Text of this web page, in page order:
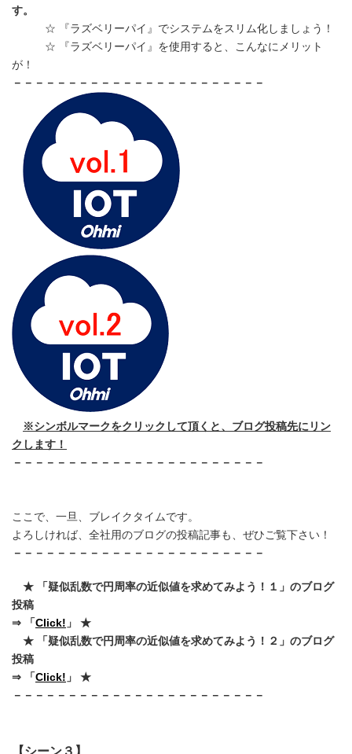
す。
☆ 『ラズベリーパイ』でシステムをスリム化しましょう！
☆ 『ラズベリーパイ』を使用すると、こんなにメリット
が！
－－－－－－－－－－－－－－－－－－－－－－－
※シンボルマークをクリックして頂くと、ブログ投稿先にリン
クします！
－－－－－－－－－－－－－－－－－－－－－－－
ここで、一旦、ブレイクタイムです。
よろしければ、全社用のブログの投稿記事も、ぜひご覧下さい！
－－－－－－－－－－－－－－－－－－－－－－－
★ 「疑似乱数で円周率の近似値を求めてみよう！１」のブログ
投稿
⇒ 「Click! 」 ★
★ 「疑似乱数で円周率の近似値を求めてみよう！２」のブログ
投稿
⇒ 「Click! 」 ★
－－－－－－－－－－－－－－－－－－－－－－－
【シーン３】